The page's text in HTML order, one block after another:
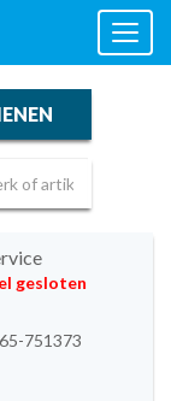
gesloten
751373